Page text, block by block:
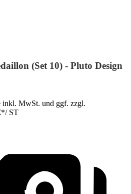
(Set 10) - Pluto Design
MwSt. und ggf. zzgl.
*/ ST